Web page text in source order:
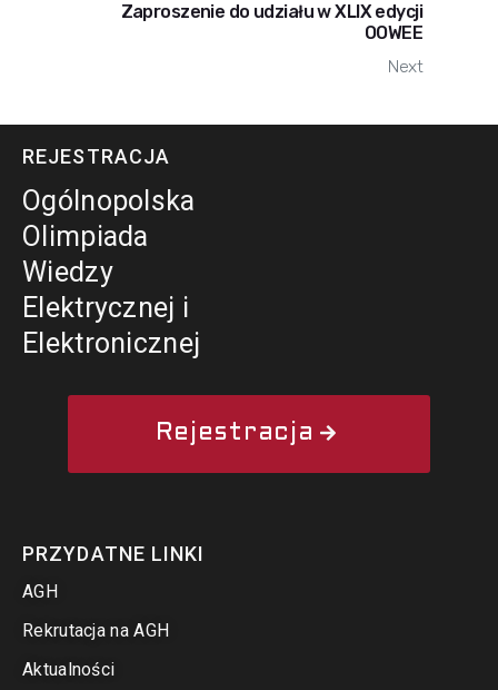
Zaproszenie do udziału w XLIX edycji
OOWEE
Next
REJESTRACJA
Ogólnopolska
Olimpiada
Wiedzy
Elektrycznej i
Elektronicznej
Rejestracja
PRZYDATNE LINKI
AGH
Rekrutacja na AGH
Aktualności